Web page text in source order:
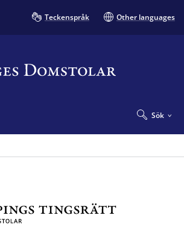
Teckenspråk Other languages
Sök